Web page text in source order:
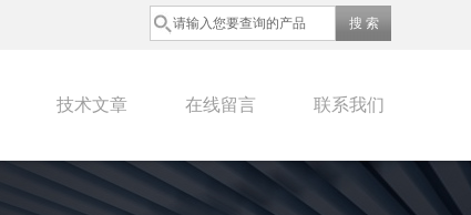
技术文章 在线留言 联系我们